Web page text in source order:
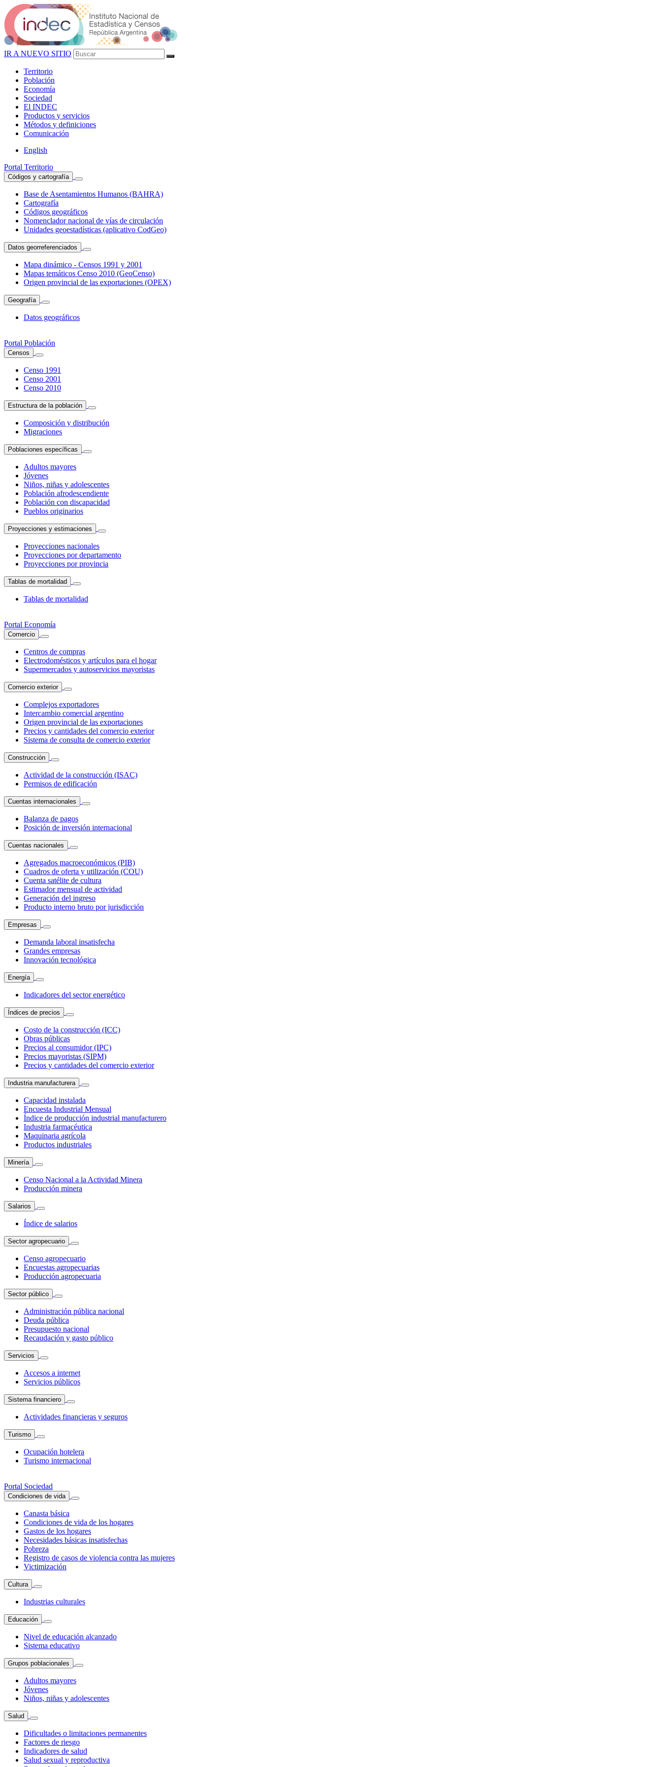
IR A NUEVO SITIO
Territorio
Población
Economía
Sociedad
El INDEC
Productos y servicios
Métodos y definiciones
Comunicación
English
Portal Territorio
Códigos y cartografía
Base de Asentamientos Humanos (BAHRA)
Cartografía
Códigos geográficos
Nomenclador nacional de vías de circulación
Unidades geoestadísticas (aplicativo CodGeo)
Datos georreferenciados
Mapa dinámico - Censos 1991 y 2001
Mapas temáticos Censo 2010 (GeoCenso)
Origen provincial de las exportaciones (OPEX)
Geografía
Datos geográficos
Portal Población
Censos
Censo 1991
Censo 2001
Censo 2010
Estructura de la población
Composición y distribución
Migraciones
Poblaciones específicas
Adultos mayores
Jóvenes
Niños, niñas y adolescentes
Población afrodescendiente
Población con discapacidad
Pueblos originarios
Proyecciones y estimaciones
Proyecciones nacionales
Proyecciones por departamento
Proyecciones por provincia
Tablas de mortalidad
Tablas de mortalidad
Portal Economía
Comercio
Centros de compras
Electrodomésticos y artículos para el hogar
Supermercados y autoservicios mayoristas
Comercio exterior
Complejos exportadores
Intercambio comercial argentino
Origen provincial de las exportaciones
Precios y cantidades del comercio exterior
Sistema de consulta de comercio exterior
Construcción
Actividad de la construcción (ISAC)
Permisos de edificación
Cuentas internacionales
Balanza de pagos
Posición de inversión internacional
Cuentas nacionales
Agregados macroeconómicos (PIB)
Cuadros de oferta y utilización (COU)
Cuenta satélite de cultura
Estimador mensual de actividad
Generación del ingreso
Producto interno bruto por jurisdicción
Empresas
Demanda laboral insatisfecha
Grandes empresas
Innovación tecnológica
Energía
Indicadores del sector energético
Índices de precios
Costo de la construcción (ICC)
Obras públicas
Precios al consumidor (IPC)
Precios mayoristas (SIPM)
Precios y cantidades del comercio exterior
Industria manufacturera
Capacidad instalada
Encuesta Industrial Mensual
Índice de producción industrial manufacturero
Industria farmacéutica
Maquinaria agrícola
Productos industriales
Minería
Censo Nacional a la Actividad Minera
Producción minera
Salarios
Índice de salarios
Sector agropecuario
Censo agropecuario
Encuestas agropecuarias
Producción agropecuaria
Sector público
Administración pública nacional
Deuda pública
Presupuesto nacional
Recaudación y gasto público
Servicios
Accesos a internet
Servicios públicos
Sistema financiero
Actividades financieras y seguros
Turismo
Ocupación hotelera
Turismo internacional
Portal Sociedad
Condiciones de vida
Canasta básica
Condiciones de vida de los hogares
Gastos de los hogares
Necesidades básicas insatisfechas
Pobreza
Registro de casos de violencia contra las mujeres
Victimización
Cultura
Industrias culturales
Educación
Nivel de educación alcanzado
Sistema educativo
Grupos poblacionales
Adultos mayores
Jóvenes
Niños, niñas y adolescentes
Salud
Dificultades o limitaciones permanentes
Factores de riesgo
Indicadores de salud
Salud sexual y reproductiva